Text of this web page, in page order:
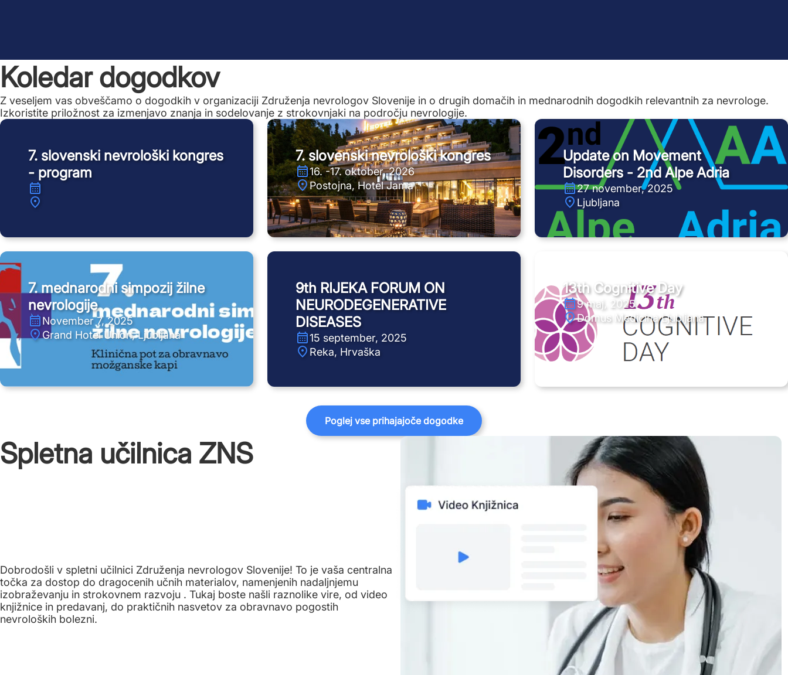
Koledar dogodkov
Z veseljem vas obveščamo o dogodkih v organizaciji Združenja nevrologov Slovenije in o drugih domačih in mednarodnih dogodkih relevantnih za nevrologe.
Izkoristite priložnost za izmenjavo znanja in sodelovanje z strokovnjaki na področju nevrologije.
7. slovenski nevrološki kongres
- program
7. slovenski nevrološki kongres
16. -17. oktober, 2026
Postojna, Hotel Jama
Update on Movement
Disorders - 2nd Alpe Adria
27 november, 2025
Ljubljana
7. mednarodni simpozij žilne
nevrologije
November 7, 2025
Grand Hotel Union, Ljubljana
9th RIJEKA FORUM ON
NEURODEGENERATIVE
DISEASES
15 september, 2025
Reka, Hrvaška
13th Cognitive Day
9 maj, 2025
Domus Medicina Ljubljana
Poglej vse prihajajoče dogodke
Spletna učilnica ZNS
Dobrodošli v spletni učilnici Združenja nevrologov Slovenije! To je vaša centralna
točka za dostop do dragocenih učnih materialov, namenjenih nadaljnjemu
izobraževanju in strokovnem razvoju . Tukaj boste našli raznolike vire, od video
knjižnice in predavanj, do praktičnih nasvetov za obravnavo pogostih
nevroloških bolezni.